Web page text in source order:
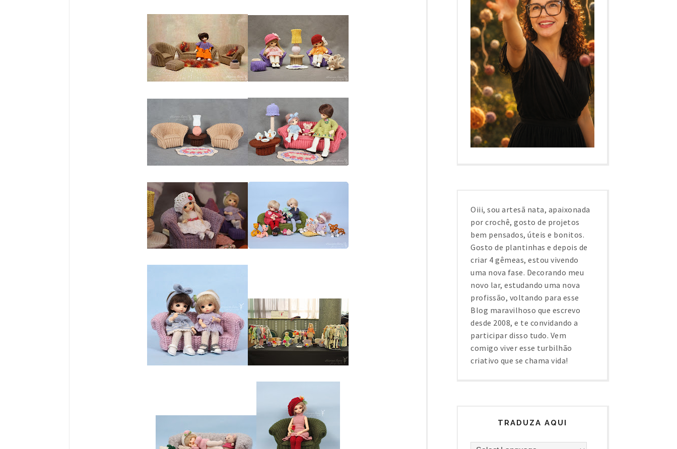
Oiii, sou artesã nata, apaixonada
por crochê, gosto de projetos
bem pensados, úteis e bonitos.
Gosto de plantinhas e depois de
criar 4 gêmeas, estou vivendo
uma nova fase. Decorando meu
novo lar, estudando uma nova
profissão, voltando para esse
Blog maravilhoso que escrevo
desde 2008, e te convidando a
participar disso tudo. Vem
comigo viver esse turbilhão
criativo que se chama vida!
TRADUZA AQUI